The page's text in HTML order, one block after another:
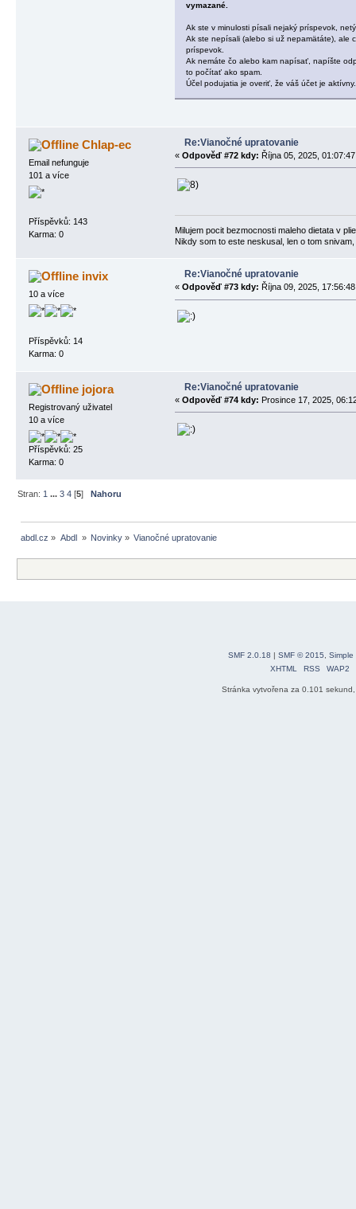
vymazané.
Ak ste v minulosti písali nejaký príspevok,
Ak ste nepísali (alebo si už nepamätáte), ale
príspevok.
Ak nemáte čo alebo kam napísať, napíšte
to počítať ako spam.
Účel podujatia je overiť, že váš účet je aktívny.
Chlap-ec
Email nefunguje
101 a více
Příspěvků: 143
Karma: 0
Re:Vianočné upratovanie
« Odpověď #72 kdy: Října 05, 2025,
Milujem pocit bezmocnosti maleho dietata v
Nikdy som to este neskusal, len o tom
invix
10 a více
Příspěvků: 14
Karma: 0
Re:Vianočné upratovanie
« Odpověď #73 kdy: Října 09, 2025,
jojora
Registrovaný uživatel
10 a více
Příspěvků: 25
Karma: 0
Re:Vianočné upratovanie
« Odpověď #74 kdy: Prosince 17, 2025,
Stran: 1 ...3 4 [5] Nahoru
abdl.cz » Abdl » Novinky» Vianočné upratovanie
SMF 2.0.18 | SMF © 2015, Simple
XHTML
RSS WAP2
Stránka vytvořena za 0.101